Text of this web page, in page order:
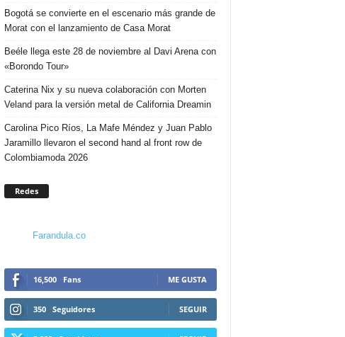
Bogotá se convierte en el escenario más grande de
Morat con el lanzamiento de Casa Morat
Beéle llega este 28 de noviembre al Davi Arena con
«Borondo Tour»
Caterina Nix y su nueva colaboración con Morten
Veland para la versión metal de California Dreamin
Carolina Pico Ríos, La Mafe Méndez y Juan Pablo
Jaramillo llevaron el second hand al front row de
Colombiamoda 2026
Redes
Farandula.co
16,500 Fans ME GUSTA
350 Seguidores SEGUIR